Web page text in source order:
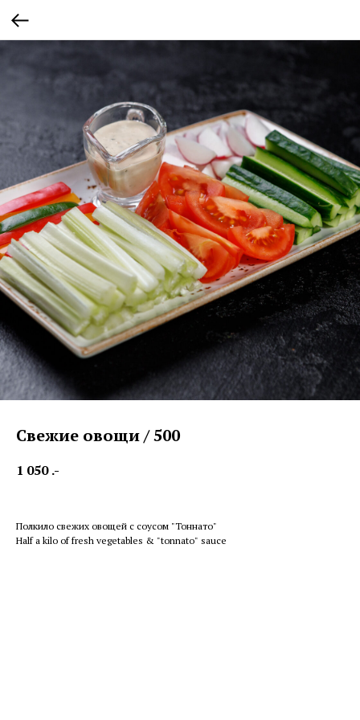
Свежие овощи / 500
1 050 .-
Полкило свежих овощей с соусом "Тоннато"
Half a kilo of fresh vegetables & "tonnato" sauce